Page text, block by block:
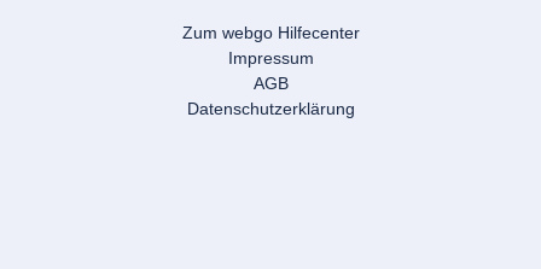
Zum webgo Hilfecenter
Impressum
AGB
Datenschutzerklärung